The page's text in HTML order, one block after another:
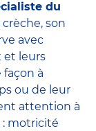
du
crèche, son
avec
et leurs
à
ou de leur
attention à
motricité